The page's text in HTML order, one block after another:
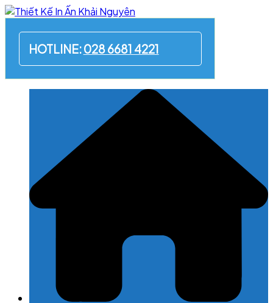
Skip
content
HOTLINE:028 6681 4221